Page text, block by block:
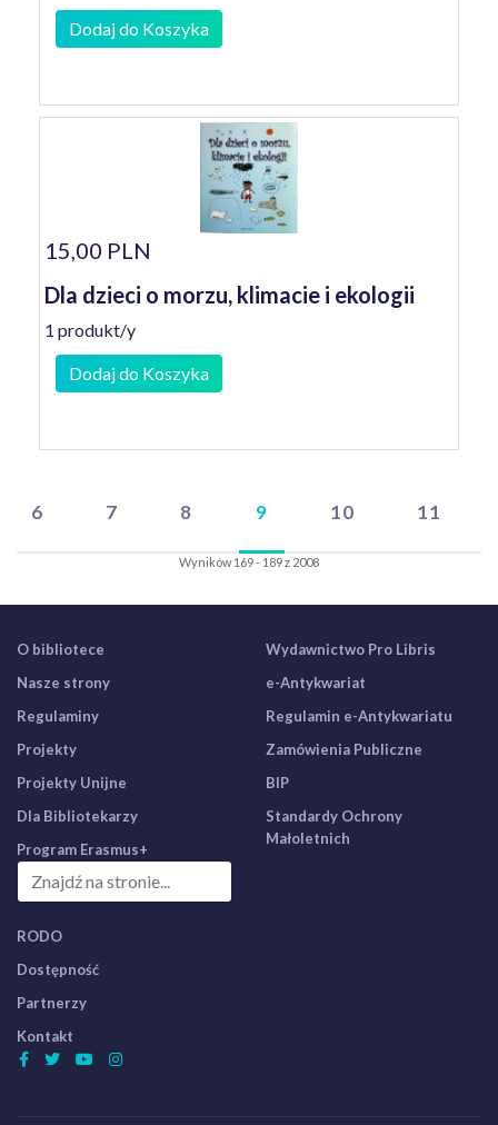
Dodaj do Koszyka
15,00 PLN
Dla dzieci o morzu, klimacie i ekologii
1 produkt/y
Dodaj do Koszyka
6 7 8 9 10 11
Wyników 169 - 189 z 2008
O bibliotece
Nasze strony
Regulaminy
Projekty
Projekty Unijne
Dla Bibliotekarzy
Program Erasmus+
Wydawnictwo Pro Libris
e-Antykwariat
Regulamin e-Antykwariatu
Zamówienia Publiczne
BIP
Standardy Ochrony
Małoletnich
RODO
Dostępność
Partnerzy
Kontakt